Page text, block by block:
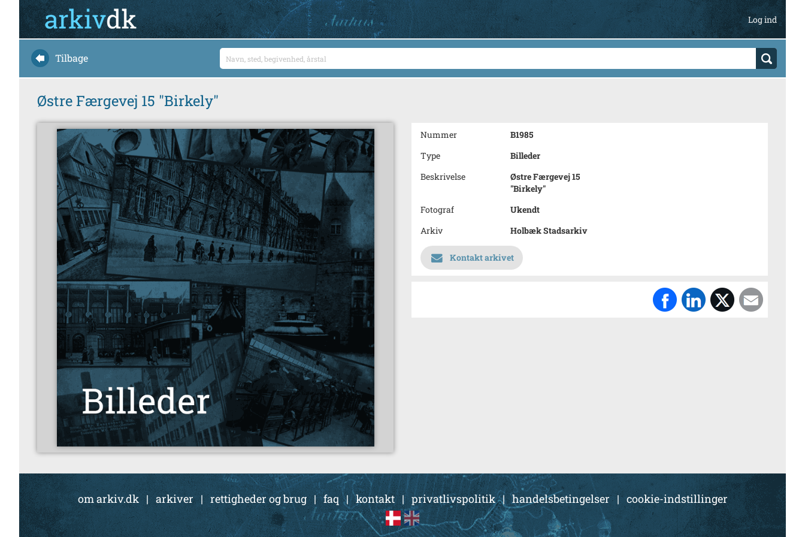
Log ind
Tilbage
Østre Færgevej 15 "Birkely"
Nummer
B1985
Type
Billeder
Beskrivelse
Østre Færgevej 15
"Birkely"
Fotograf
Ukendt
Arkiv
Holbæk Stadsarkiv
Kontakt arkivet
om arkiv.dk | arkiver| rettigheder og brug|faq |kontakt| privatlivspolitik|handelsbetingelser | cookie-indstillinger